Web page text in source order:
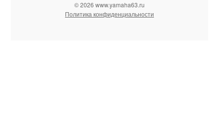
© 2026 www.yamaha63.ru
Политика конфиденциальности